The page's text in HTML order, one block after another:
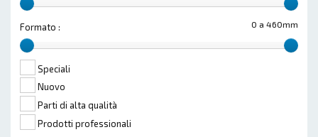
0 a 460mm
Formato :
Speciali
Nuovo
Parti di alta qualità
Prodotti professionali